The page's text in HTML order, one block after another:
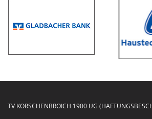
TV KORSCHENBROICH 1900 UG